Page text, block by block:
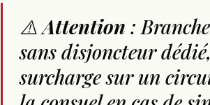
⚠️Attention :
sans disjoncteur
surcharge sur un